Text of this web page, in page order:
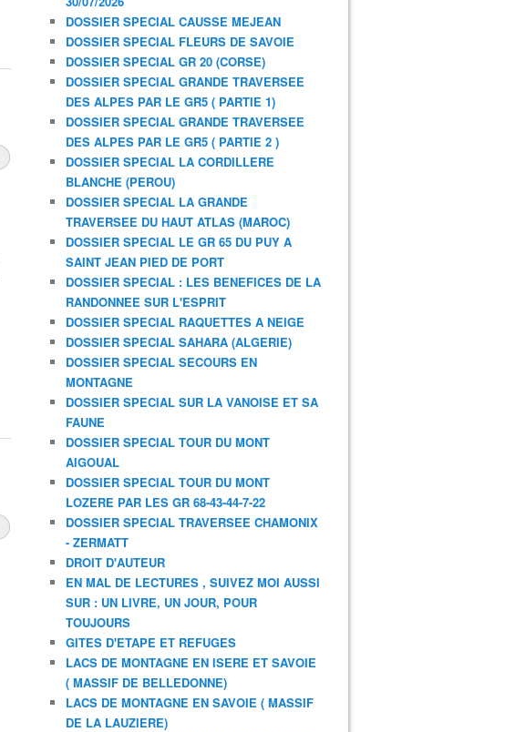
DOSSIER SPECIAL CAUSSE MEJEAN
DOSSIER SPECIAL FLEURS DE SAVOIE
DOSSIER SPECIAL GR 20 (CORSE)
DOSSIER SPECIAL GRANDE TRAVERSEE
DES ALPES PAR LE GR5 ( PARTIE 1)
DOSSIER SPECIAL GRANDE TRAVERSEE
DES ALPES PAR LE GR5 ( PARTIE 2 )
DOSSIER SPECIAL LA CORDILLERE
BLANCHE (PEROU)
DOSSIER SPECIAL LA GRANDE
TRAVERSEE DU HAUT ATLAS (MAROC)
DOSSIER SPECIAL LE GR 65 DU PUY A
SAINT JEAN PIED DE PORT
DOSSIER SPECIAL : LES BENEFICES DE LA
RANDONNEE SUR L'ESPRIT
DOSSIER SPECIAL RAQUETTES A NEIGE
DOSSIER SPECIAL SAHARA (ALGERIE)
DOSSIER SPECIAL SECOURS EN
MONTAGNE
DOSSIER SPECIAL SUR LA VANOISE ET SA
FAUNE
DOSSIER SPECIAL TOUR DU MONT
AIGOUAL
DOSSIER SPECIAL TOUR DU MONT
LOZERE PAR LES GR 68-43-44-7-22
DOSSIER SPECIAL TRAVERSEE CHAMONIX
- ZERMATT
DROIT D'AUTEUR
EN MAL DE LECTURES , SUIVEZ MOI AUSSI
SUR : UN LIVRE, UN JOUR, POUR
TOUJOURS
GITES D'ETAPE ET REFUGES
LACS DE MONTAGNE EN ISERE ET SAVOIE
( MASSIF DE BELLEDONNE)
LACS DE MONTAGNE EN SAVOIE ( MASSIF
DE LA LAUZIERE)